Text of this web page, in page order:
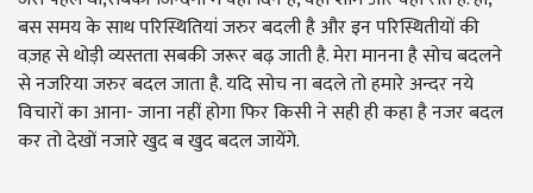
बस समय के साथ परिस्थितियां जरुर बदली है और इन परिस्थितीयों की
वज़ह से थोड़ी व्यस्तता सबकी जरूर बढ़ जाती है. मेरा मानना है सोच बदलने
से नजरिया जरुर बदल जाता है. यदि सोच ना बदले तो हमारे अन्दर नये
विचारों का आना- जाना नहीं होगा फिर किसी ने सही ही कहा है नजर बदल
कर तो देखों नजारे खुद ब खुद बदल जायेंगे.